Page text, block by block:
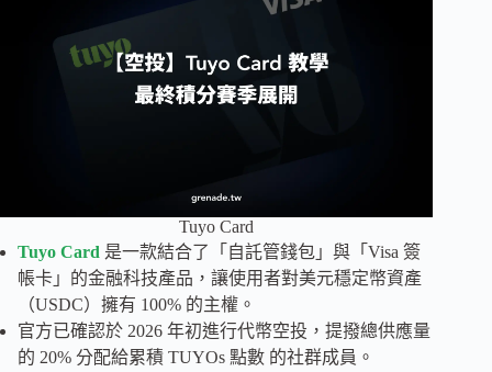
Tuyo Card
Tuyo Card 是一款結合了「自託管錢包」與「Visa 簽
帳卡」的金融科技產品，讓使用者對美元穩定幣資產
（USDC）擁有 100% 的主權。
官方已確認於 2026 年初進行代幣空投，提撥總供應量
的 20% 分配給累積 TUYOs 點數 的社群成員。